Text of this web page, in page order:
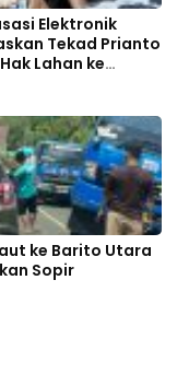
Elektronik
Tekad Prianto
Lahan ke
Agung
ke Barito Utara
Sopir